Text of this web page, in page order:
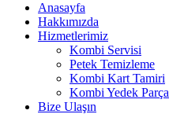
Anasayfa
Hakkımızda
Hizmetlerimiz
Kombi Servisi
Petek Temizleme
Kombi Kart Tamiri
Kombi Yedek Parça
Bize Ulaşın